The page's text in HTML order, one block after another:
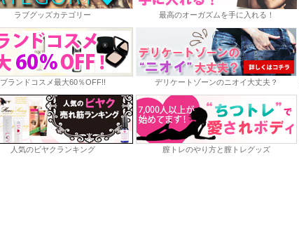
ラブグッズカテゴリー 最高のオーガズムを手に入れる！
ブランドコスメ最大60％OFF!! デリケートゾーンのニオイ大丈夫？
人気のビヤクランキング 膣トレのやり方と膣トレグッズ